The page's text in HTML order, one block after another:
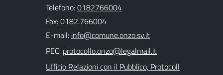
Telefono:0182766004
Fax: 0182.766004
E-mail:
PEC:
Ufficio Relazioni con il Pubblico, Protocoll